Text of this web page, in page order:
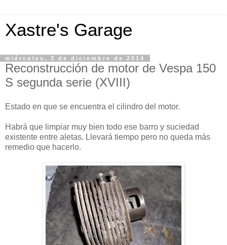
Xastre's Garage
miércoles, 3 de diciembre de 2014
Reconstrucción de motor de Vespa 150
S segunda serie (XVIII)
Estado en que se encuentra el cilindro del motor.
Habrá que limpiar muy bien todo ese barro y suciedad
existente entre aletas. Llevará tiempo pero no queda más
remedio que hacerlo.